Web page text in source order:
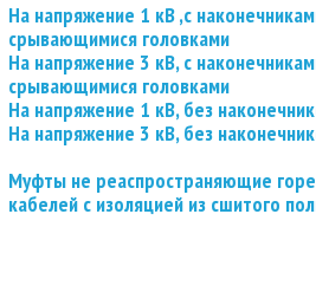
На напряжение 1 кВ ,с
срывающимися головками
На напряжение 3 кВ, с
срывающимися головками
На напряжение 1 кВ, без
На напряжение 3 кВ, без
Муфты не реаспространяющие
кабелей с изоляцией из сшитого